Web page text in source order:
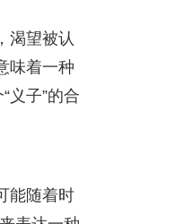
渴望被认
味着一种
义子”的合
能随着时